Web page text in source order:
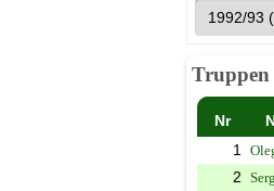
Truppen
Nr
1
2